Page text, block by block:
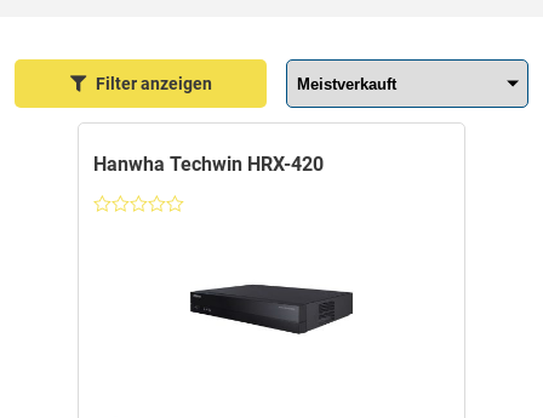
Filter anzeigen
Hanwha Techwin HRX-420